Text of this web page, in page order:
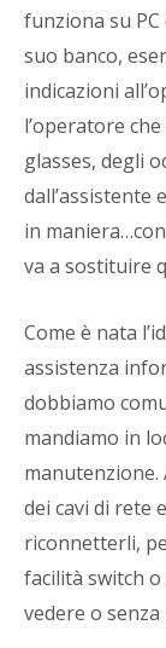
funziona su
suo banco,
indicazioni
l’operatore
glasses, degli
dall’assistente
in
va a sostituire
Come è nata
assistenza
dobbiamo
mandiamo in
manutenzione.
dei cavi di rete
riconnetterli,
facilità switch
vedere o